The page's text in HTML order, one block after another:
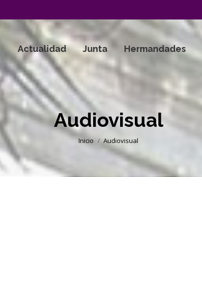
Actualidad Junta Hermandades
Audiovisual
Estás aquí:
Inicio Audiovisual